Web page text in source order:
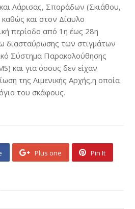
Λάρισας, Σποράδων (Σκιάθου,
και στον Δίαυλο
περίοδο από 1η έως 28η
διασταύρωσης των στιγμάτων
Σύστημα Παρακολούθησης
και για όσους δεν είχαν
της Λιμενικής Αρχής,η οποία
του σκάφους.
Plus one Pin It